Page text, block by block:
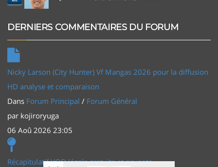
DERNIERS COMMENTAIRES DU FORUM
Nicky Larson (City Hunter) Vf Mangas 2026 pour la diffusion
HD analyse et comparaison
Dans Forum Principal / Forum Général
par kojiroryuga
06 Aoû 2026 23:05
Récapitulatif VOD légale gratuite et payante